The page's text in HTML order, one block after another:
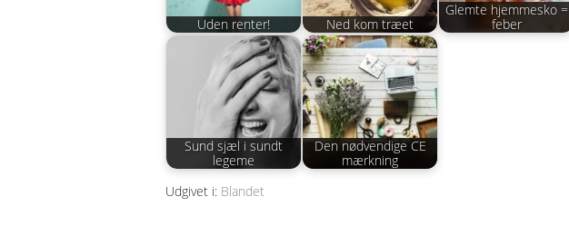
Uden renter! Ned kom træet
Glemte hjemmesko =
feber
Sund sjæl i sundt
legeme
Den nødvendige CE
mærkning
Udgivet i: Blandet